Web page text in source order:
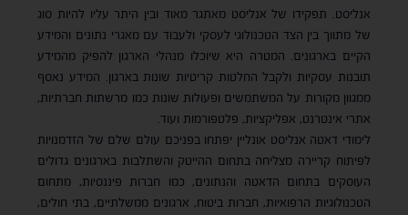
אנליסט. תפקידו של אנליסט מאתגר מאוד ובין היתר עליו להיות סוג
של מתווך בין הצד הטכנולוגי לעסקי ולעבוד עם מאגרי נתונים והמידע
הקיים בארגונים. המטרה היא שיוכלו מנהלי הארגון להפיק מהמידע
תובנות עסקיות ולקבל החלטות קריטיות שונות בארגון. המידע נאסף
ממגוון מקורות על המשתמשים ופעולות שונות כמו מרשתות חברתיות,
אתרי אינטרנט, אפליקציות, פלטפורמות ועוד.
לימודי דאטה אנליסט אונליין יפתחו בפניכם עולם שלם של הזדמנויות
לפיתוח קריירה מצליחה בתחום ההייטק והשתלבות בארגונים גדולים
העוסקים בתחום הדאטה והנתונים, כמו חברות פיננסיות, מתחום
הטכנולוגיות הרפואיות, חברות ביטוח, ארגונים ממשלתיים, בתי חולים,